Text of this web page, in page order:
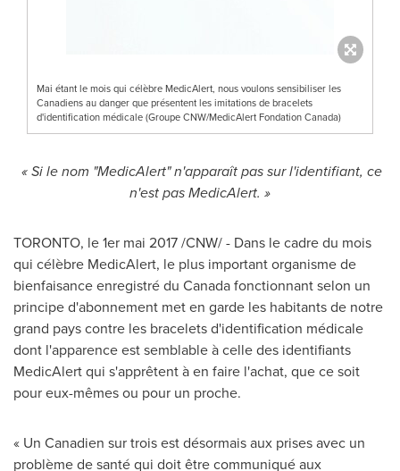
Mai étant le mois qui célèbre MedicAlert, nous voulons sensibiliser les
Canadiens au danger que présentent les imitations de bracelets
d'identification médicale (Groupe CNW/MedicAlert Fondation Canada)
« Si le nom "MedicAlert" n'apparaît pas sur l'identifiant, ce
n'est pas MedicAlert. »
TORONTO, le 1er mai 2017 /CNW/ - Dans le cadre du mois
qui célèbre MedicAlert, le plus important organisme de
bienfaisance enregistré du Canadafonctionnant selon un
principe d'abonnement met en garde les habitants de notre
grand pays contre les bracelets d'identification médicale
dont l'apparence est semblable à celle des identifiants
MedicAlert qui s'apprêtent à en faire l'achat, que ce soit
pour eux-mêmes ou pour un proche.
« Un Canadien sur trois est désormais aux prises avec un
problème de santé qui doit être communiqué aux